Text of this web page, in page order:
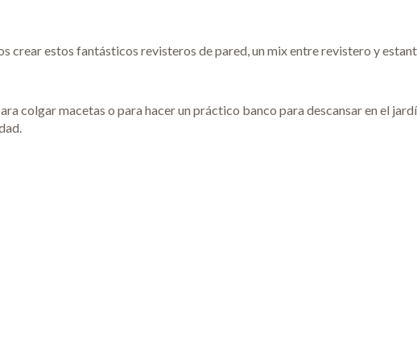
crear estos fantásticos revisteros de pared, un mix entre revistero y
colgar macetas o para hacer un práctico banco para descansar en el